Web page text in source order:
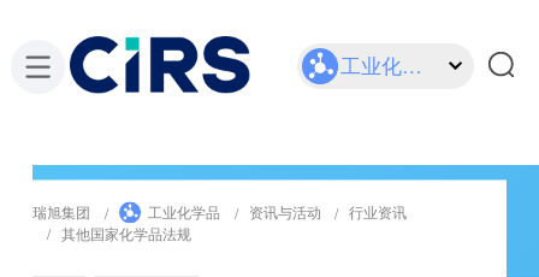
工业化学品
瑞旭集团 工业化学品 资讯与活动
行业资讯
其他国家化学品法规